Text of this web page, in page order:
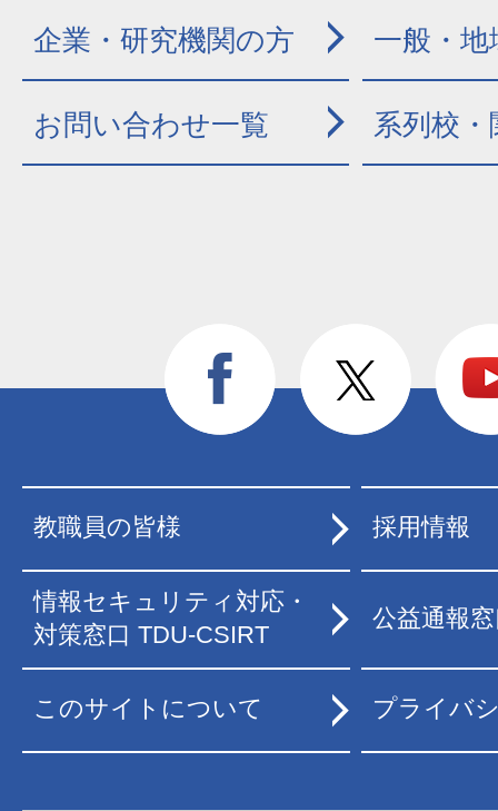
企業・研究機関の方 一般・地
お問い合わせ一覧 系列校
教職員の皆様 採用情報
情報セキュリティ対応・
対策窓口 TDU-CSIRT
公益通報
このサイトについて プライバ